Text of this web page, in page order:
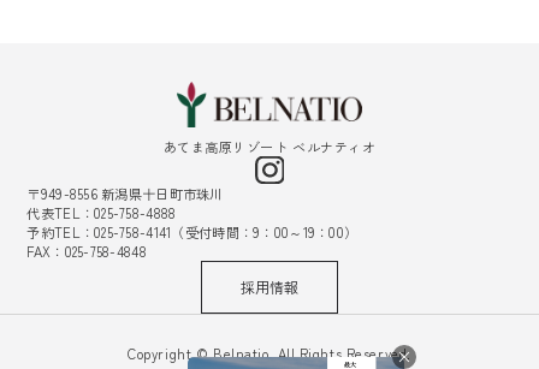
あてま高原リゾート ベルナティオ
〒949-8556 新潟県十日町市珠川
代表TEL：025-758-4888
予約TEL：025-758-4141（受付時間：9：00～19：00）
FAX：025-758-4848
採用情報
Copyright © Belnatio. All Rights Reserved.